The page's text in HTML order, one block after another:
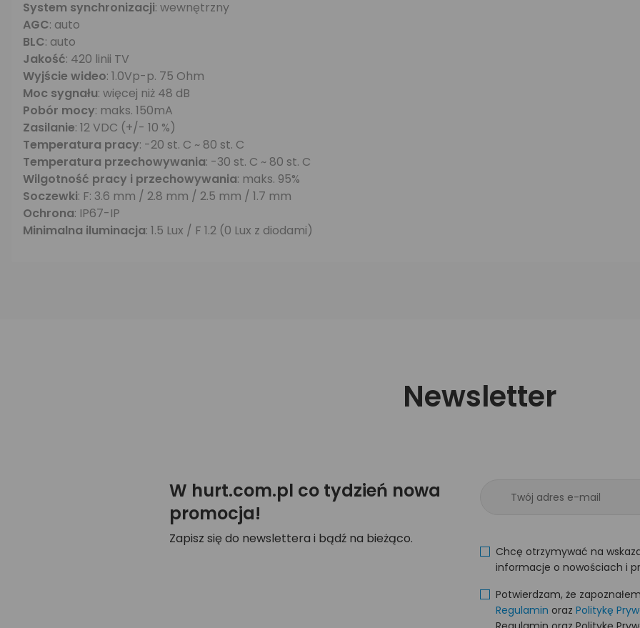
System synchronizacji: wewnętrzny
AGC: auto
BLC: auto
Jakość: 420 linii TV
Wyjście wideo: 1.0Vp-p. 75 Ohm
Moc sygnału: więcej niż 48 dB
Pobór mocy: maks. 150mA
Zasilanie: 12 VDC (+/- 10 %)
Temperatura pracy: -20 st. C ~ 80 st. C
Temperatura przechowywania: -30 st. C ~ 80 st. C
Wilgotność pracy i przechowywania: maks. 95%
Soczewki: F: 3.6 mm / 2.8 mm / 2.5 mm / 1.7 mm
Ochrona: IP67-IP
Minimalna iluminacja: 1.5 Lux / F 1.2 (0 Lux z diodami)
Newsletter
W hurt.com.pl co tydzień nowa
promocja!
Zapisz się do newslettera i bądź na bieżąco.
Chcę otrzymywać na
informacje o nowościach i
Potwierdzam, że
Regulamin oraz Politykę